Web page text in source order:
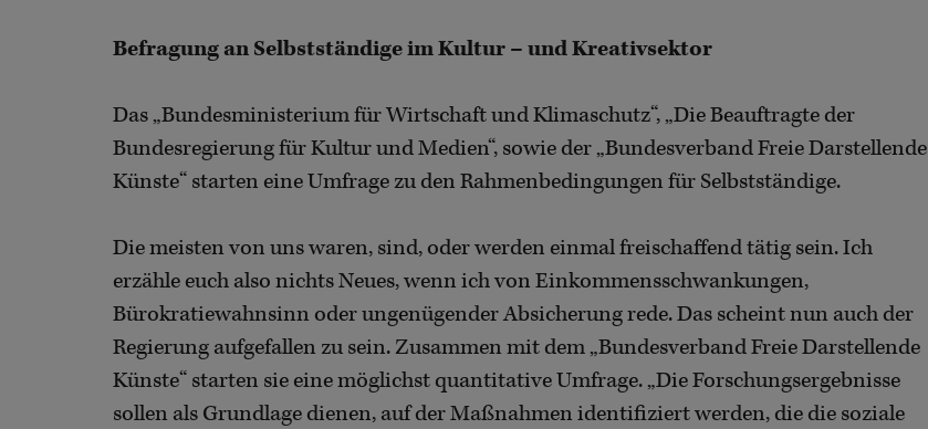
Befragung an Selbstständige im Kultur – und Kreativsektor
Das „Bundesministerium für Wirtschaft und Klimaschutz“, „Die Beauftragte der
Bundesregierung für Kultur und Medien“, sowie der „Bundesverband Freie Darstellende
Künste“ starten eine Umfrage zu den Rahmenbedingungen für Selbstständige.
Die meisten von uns waren, sind, oder werden einmal freischaffend tätig sein. Ich
erzähle euch also nichts Neues, wenn ich von Einkommensschwankungen,
Bürokratiewahnsinn oder ungenügender Absicherung rede. Das scheint nun auch der
Regierung aufgefallen zu sein. Zusammen mit dem „Bundesverband Freie Darstellende
Künste“ starten sie eine möglichst quantitative Umfrage. „Die Forschungsergebnisse
sollen als Grundlage dienen, auf der Maßnahmen identifiziert werden, die die soziale